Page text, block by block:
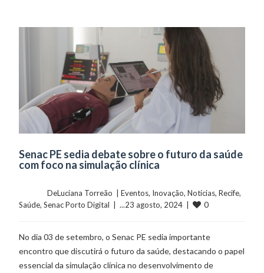
Senac PE sedia debate sobre o futuro da saúde
com foco na simulação clínica
	    	DeLuciana Torreão  |
Eventos, Inovação, Notícias, Recife
Saúde, Senac Porto Digital
  |  ...23 agosto, 2024  |
0
No dia 03 de setembro, o Senac PE sedia importante
encontro que discutirá o futuro da saúde, destacando o papel
essencial da simulação clínica no desenvolvimento de